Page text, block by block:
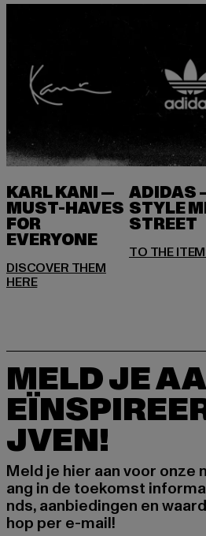
KARL KANI —
MUST-HAVES
FOR
EVERYONE
DISCOVER THEM
HERE
ADIDAS
STYLE
STREET
MELD JE
JVEN!
Meld je hier aan voor onze
ang in de toekomst
nds, aanbiedingen en
hop per e-mail!